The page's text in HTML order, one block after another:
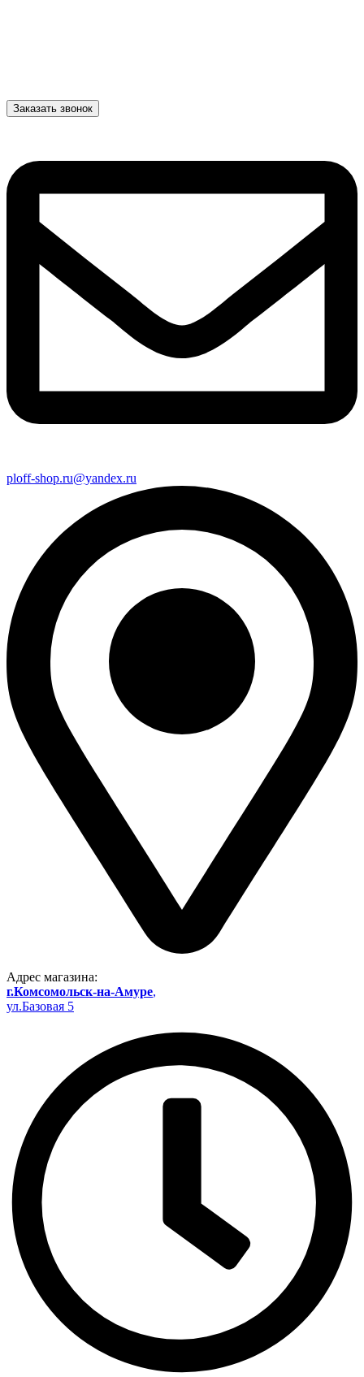
Заказать звонок
ploff-shop.ru@yandex.ru
Адрес магазина:
г.Комсомольск-на-Амуре,
ул.Базовая 5